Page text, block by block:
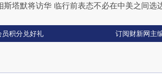
斯塔默将访华 临行前表态不必在中美之间选
员积分兑好礼 订阅财新网主